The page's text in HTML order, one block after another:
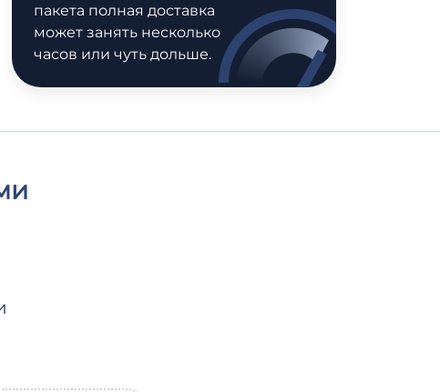
пакета полная доставка
может занять несколько
часов или чуть дольше.